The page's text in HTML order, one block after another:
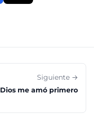
Siguiente →
Dios me amó primero